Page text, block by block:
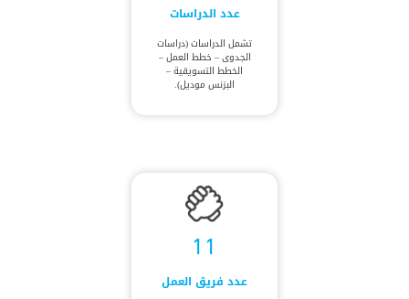
عدد الدراسات
تشمل الدراسات (دراسات
الجدوى – خطط العمل –
الخطط التسويقية –
البزنس موديل).
11
عدد فريق العمل